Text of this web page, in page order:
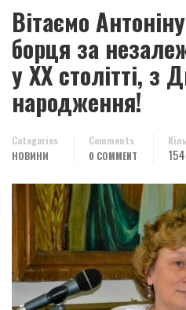
Вітаємо
борця за
у ХХ столітті, з
народження!
Categories
НОВИНИ
Comments
0 COMMENT